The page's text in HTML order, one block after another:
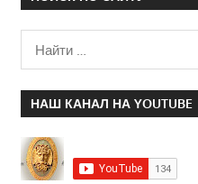
НАШ КАНАЛ НА YOUTUBE